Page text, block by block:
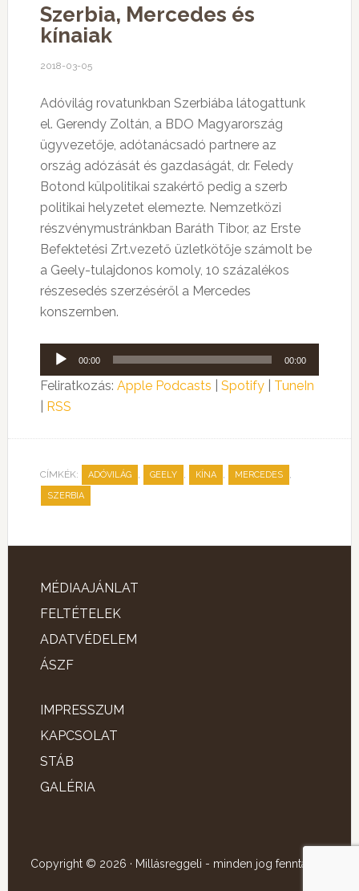
Szerbia, Mercedes és
kínaiak
2018-03-05
Adóvilág rovatunkban Szerbiába látogattunk
el. Gerendy Zoltán, a BDO Magyarország
ügyvezetője, adótanácsadó partnere az
ország adózását és gazdaságát, dr. Feledy
Botond külpolitikai szakértő pedig a szerb
politikai helyzetet elemezte. Nemzetközi
részvénymustránkban Baráth Tibor, az Erste
Befektetési Zrt.vezető üzletkötője számolt be
a Geely-tulajdonos komoly, 10 százalékos
részesedés szerzéséről a Mercedes
konszernben.
Audió
lejátszó
00:00 00:00
Feliratkozás: Apple Podcasts Spotify| TuneIn
RSS
CÍMKÉK: ADÓVILÁG , GEELY , KÍNA , MERCEDES ,
SZERBIA
MÉDIAAJÁNLAT
FELTÉTELEK
ADATVÉDELEM
ÁSZF
IMPRESSZUM
KAPCSOLAT
STÁB
GALÉRIA
Copyright © 2026 · Millásreggeli - minden jog fenntartva!